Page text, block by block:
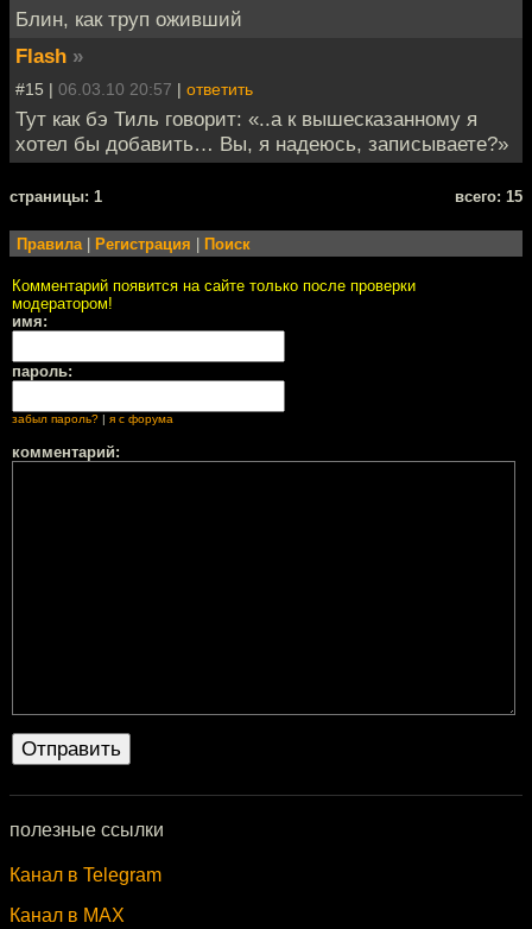
Блин, как труп оживший
Flash »
#15 | 06.03.10 20:57 | ответить
Тут как бэ Тиль говорит: «..а к вышесказанному я
хотел бы добавить… Вы, я надеюсь, записываете?»
cтраницы: 1 всего: 15
Правила | Регистрация | Поиск
Комментарий появится на сайте только после проверки
модератором!
имя:
пароль:
забыл пароль? | я с форума
комментарий:
полезные ссылки
Канал в Telegram
Канал в MAX